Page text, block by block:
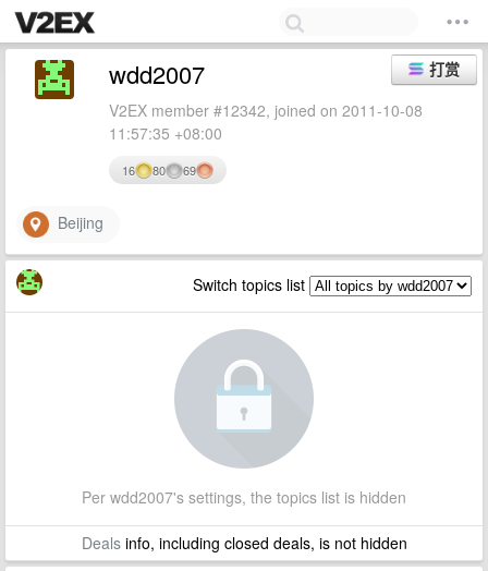
打赏
wdd2007
V2EX member #12342, joined on 2011-10-08
11:57:35 +08:00
16 80 69
Beijing
Switch topics list
Per wdd2007's settings, the topics list is hidden
Dealsinfo, including closed deals, is not hidden